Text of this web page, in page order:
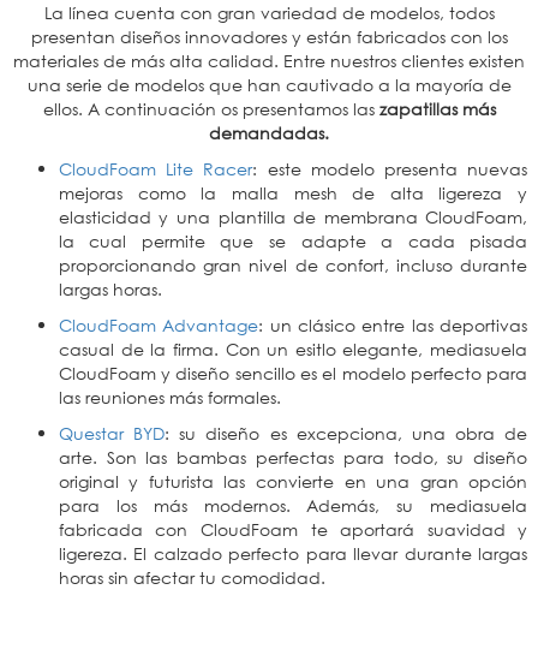
La línea cuenta con gran variedad de modelos, todos
presentan diseños innovadores y están fabricados con los
materiales de más alta calidad. Entre nuestros clientes existen
una serie de modelos que han cautivado a la mayoría de
ellos. A continuación os presentamos las zapatillas más
demandadas.
CloudFoam Lite Racer: este modelo presenta nuevas
mejoras como la malla mesh de alta ligereza y
elasticidad y una plantilla de membrana CloudFoam,
la cual permite que se adapte a cada pisada
proporcionando gran nivel de confort, incluso durante
largas horas.
CloudFoam Advantage: un clásico entre las deportivas
casual de la firma. Con un esitlo elegante, mediasuela
CloudFoam y diseño sencillo es el modelo perfecto para
las reuniones más formales.
Questar BYD: su diseño es excepciona, una obra de
arte. Son las bambas perfectas para todo, su diseño
original y futurista las convierte en una gran opción
para los más modernos. Además, su mediasuela
fabricada con CloudFoam te aportará suavidad y
ligereza. El calzado perfecto para llevar durante largas
horas sin afectar tu comodidad.